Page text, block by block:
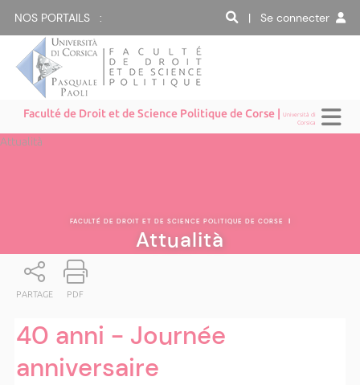
NOS PORTAILS : | Se connecter
Faculté de Droit et de Science Politique de Corse |Università di
Corsica
Attualità
FACULTÉ DE DROIT ET DE SCIENCE POLITIQUE DE CORSE |
Attualità
PARTAGE PDF
40 anni - Journée
anniversaire